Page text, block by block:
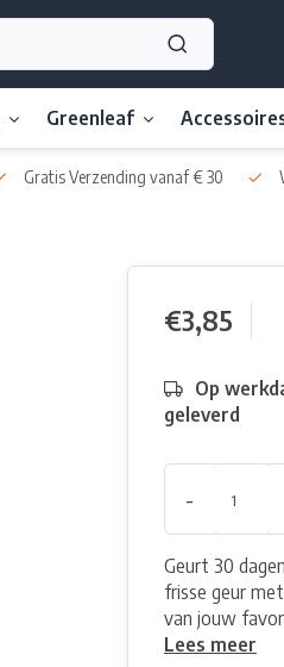
Greenleaf
Gratis Verzending vanaf € 30
€3,85
Op
geleverd
-
Geurt 30
frisse geur
van jouw
Lees meer